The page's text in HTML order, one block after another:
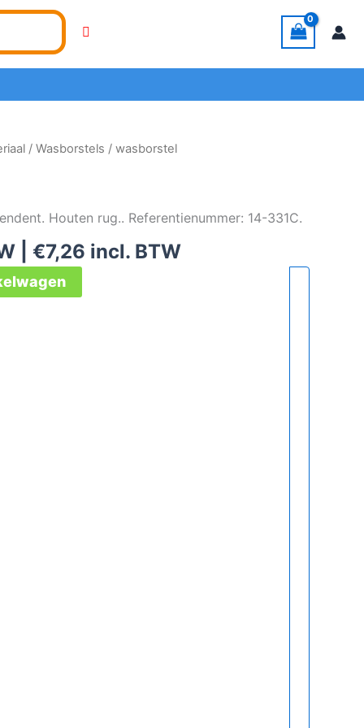
/Wasborstels / wasborstel
Houten rug.. Referentienummer: 14-331C.
|€7,26 incl. BTW